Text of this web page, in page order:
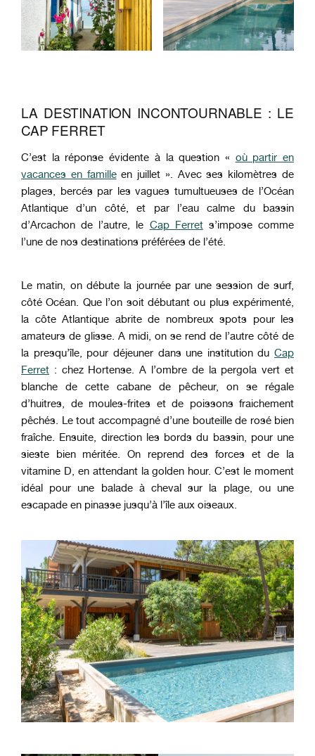
LA DESTINATION INCONTOURNABLE : LE
CAP FERRET
C’est la réponse évidente à la question « où partir en
vacances en familleen juillet ». Avec ses kilomètres de
plages, bercés par les vagues tumultueuses de l’Océan
Atlantique d’un côté, et par l’eau calme du bassin
d’Arcachon de l’autre, le Cap Ferrets’impose comme
l’une de nos destinations préférées de l’été.
Le matin, on débute la journée par une session de surf,
côté Océan. Que l’on soit débutant ou plus expérimenté,
la côte Atlantique abrite de nombreux spots pour les
amateurs de glisse. A midi, on se rend de l’autre côté de
la presqu’île, pour déjeuner dans une institution du Cap
Ferret : chez Hortense. A l’ombre de la pergola vert et
blanche de cette cabane de pêcheur, on se régale
d’huitres, de moules-frites et de poissons fraichement
pêchés. Le tout accompagné d’une bouteille de rosé bien
fraîche. Ensuite, direction les bords du bassin, pour une
sieste bien méritée. On reprend des forces et de la
vitamine D, en attendant la golden hour. C’est le moment
idéal pour une balade à cheval sur la plage, ou une
escapade en pinasse jusqu’à l’île aux oiseaux.